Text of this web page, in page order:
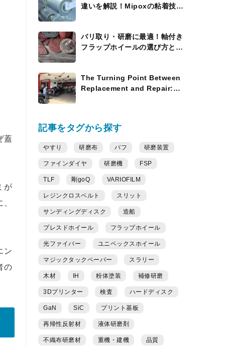
蓋
が
ン
の
違いを解説！Mipoxの粘着技術
バリ取り・研磨に最適！軸付き
フラップホイールの選び方と活
The Turning Point Between
Replacement and Repair:
記事をタグから探す
やすり 研磨布 バフ 研磨装置
ファインダイヤ 研磨機 FSP
TLF 剛goQ VARIOFILM
レジンクロスベルト スリット
サンディングディスク 造船
プレスドホイール フラップホイール
光ファイバー ユニベックスホイール
マジックタックペーパー スラリー
木材 IH 粉体塗装 補修研磨
3Dプリンター 検査 ハードディスク
GaN SiC プリント基板
再帰性反射材 液体研磨剤
不織布研磨材 重機・建機 品質